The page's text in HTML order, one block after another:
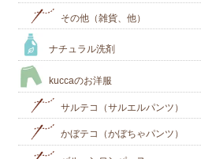
その他（雑貨、他）
ナチュラル洗剤
kuccaのお洋服
サルテコ（サルエルパンツ）
かぼテコ（かぼちゃパンツ）